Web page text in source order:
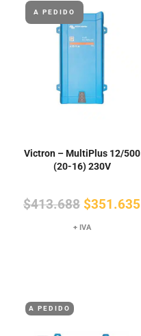
A PEDIDO
Victron – MultiPlus 12/500
(20-16) 230V
$413.688 El
precio
$351.635
+ IVA
A PEDIDO